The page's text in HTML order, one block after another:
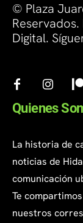
© Plaza
Digital.
Quienes
La historia de
noticias de
comunicación
Te
nuestros